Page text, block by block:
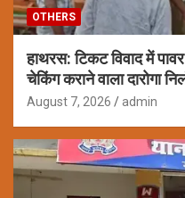
OTHERS
हाथरस: टिकट विवाद में
चेकिंग कराने वाला दारोगा
August 7, 2026 admin